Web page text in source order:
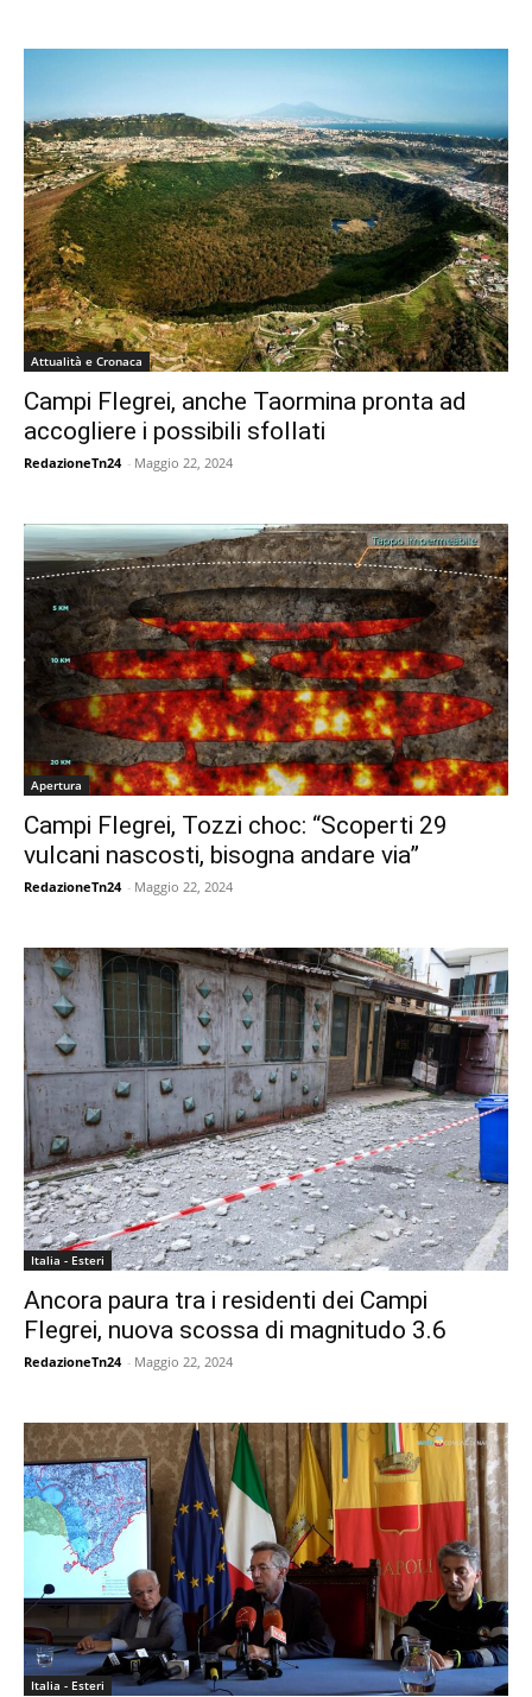
Attualità e Cronaca
Campi Flegrei, anche Taormina pronta ad
accogliere i possibili sfollati
RedazioneTn24 - Maggio 22, 2024
Apertura
Campi Flegrei, Tozzi choc: “Scoperti 29
vulcani nascosti, bisogna andare via”
RedazioneTn24 - Maggio 22, 2024
Italia - Esteri
Ancora paura tra i residenti dei Campi
Flegrei, nuova scossa di magnitudo 3.6
RedazioneTn24 - Maggio 22, 2024
Italia - Esteri